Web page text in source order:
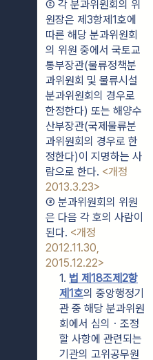
② 각 분과위원회의 위
원장은 제3항제1호에
따른 해당 분과위원회
의 위원 중에서 국토교
통부장관(물류정책분
과위원회 및 물류시설
분과위원회의 경우로
한정한다) 또는 해양수
산부장관(국제물류분
과위원회의 경우로 한
정한다)이 지명하는 사
람으로 한다. <개정
2013.3.23>
③ 분과위원회의 위원
은 다음 각 호의 사람이
된다. <개정
2012.11.30,
2015.12.22>
1. 법 제18조제2항
제1호의 중앙행정기
관 중 해당 분과위원
회에서 심의ㆍ조정
할 사항에 관련되는
기관의 고위공무원